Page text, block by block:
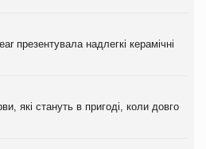
презентувала надлегкі керамічні
які стануть в пригоді, коли довго